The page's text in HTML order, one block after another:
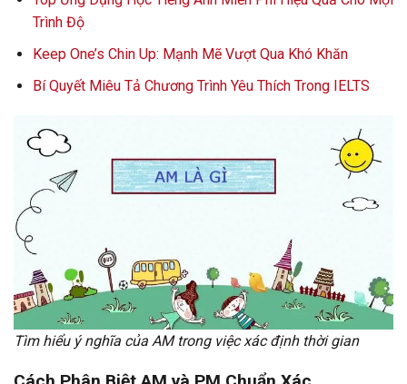
Trình Độ
Keep One’s Chin Up: Mạnh Mẽ Vượt Qua Khó Khăn
Bí Quyết Miêu Tả Chương Trình Yêu Thích Trong IELTS
Tìm hiểu ý nghĩa của AM trong việc xác định thời gian